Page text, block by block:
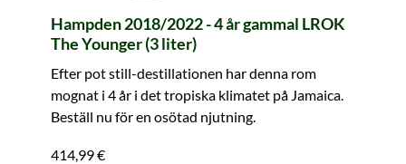
Hampden 2018/2022 - 4 år gammal LROK
The Younger (3 liter)
Efter pot still-destillationen har denna rom
mognat i 4 år i det tropiska klimatet på Jamaica.
Beställ nu för en osötad njutning.
414,99 €